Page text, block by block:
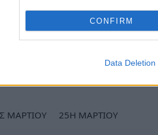
CONFIRM
Data Deletion
ΕΔΩ
στο Google News και μάθετε
ΜΑΡΤΙΟΥ 25Η ΜΑΡΤΙΟΥ